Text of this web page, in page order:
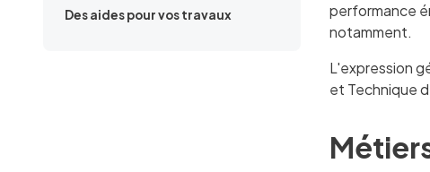
Des aides pour vos travaux
performance
notamment.
L'expression
et Technique